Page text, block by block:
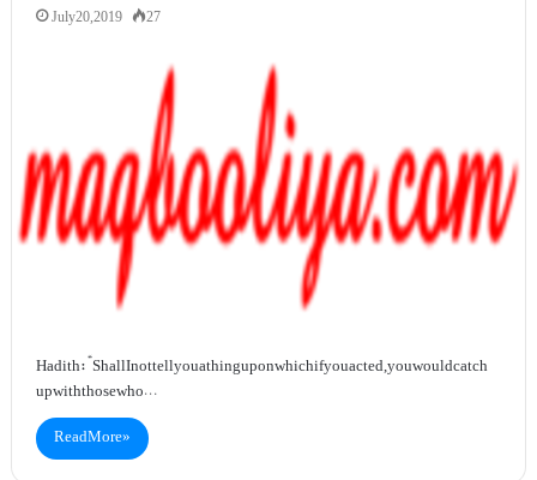
July 20, 2019 27
Hadith: “Shall I not tell you a thing upon which if you acted, you would catch
up with those who…
Read More »